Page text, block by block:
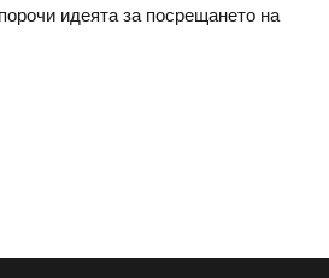
идеята за посрещането на